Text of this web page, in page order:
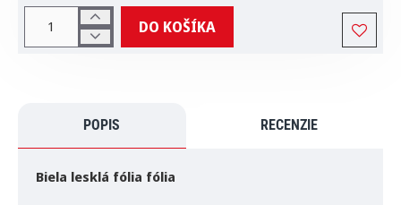
DO KOŠÍKA
POPIS RECENZIE
Biela lesklá fólia fólia